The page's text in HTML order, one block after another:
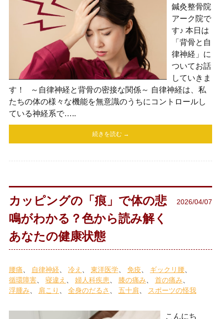
鍼灸整骨院
アーク院で
す♪ 本日は
「背骨と自
律神経」に
ついてお話
していきま
す！ ～自律神経と背骨の密接な関係～ 自律神経は、私
たちの体の様々な機能を無意識のうちにコントロールし
ている神経系で…..
続きを読む →
カッピングの「痕」で体の悲
鳴がわかる？色から読み解く
あなたの健康状態
2026/04/07
腰痛 自律神経 冷え 東洋医学 免疫
ギックリ腰
循環障害
寝違え 婦人科疾患 膝の痛み
首の痛み
浮腫み
肩こり 全身のだるさ 五十肩 スポーツの怪我
こんにち